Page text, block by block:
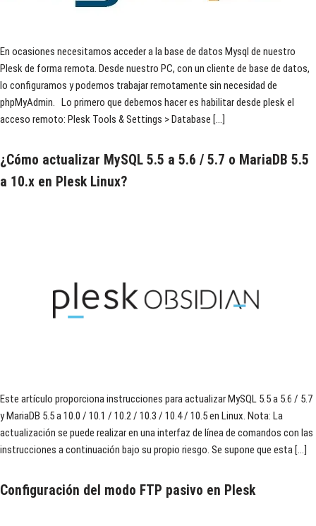
En ocasiones necesitamos acceder a la base de datos Mysql de nuestro
Plesk de forma remota. Desde nuestro PC, con un cliente de base de datos,
lo configuramos y podemos trabajar remotamente sin necesidad de
phpMyAdmin. Lo primero que debemos hacer es habilitar desde plesk el
acceso remoto: Plesk Tools & Settings > Database […]
¿Cómo actualizar MySQL 5.5 a 5.6 / 5.7 o MariaDB 5.5
a 10.x en Plesk Linux?
Este artículo proporciona instrucciones para actualizar MySQL 5.5 a 5.6 / 5.7
y MariaDB 5.5 a 10.0 / 10.1 / 10.2 / 10.3 / 10.4 / 10.5 en Linux. Nota: La
actualización se puede realizar en una interfaz de línea de comandos con las
instrucciones a continuación bajo su propio riesgo. Se supone que esta […]
Configuración del modo FTP pasivo en Plesk